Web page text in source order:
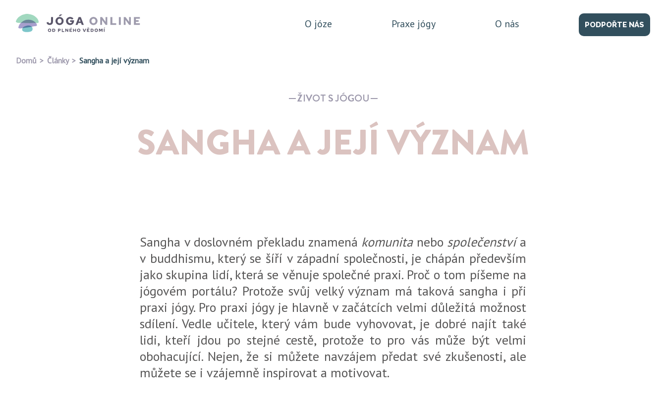
O józe Praxe jógy O nás PODPOŘTE NÁS
Domů Články Sangha a její význam
ŽIVOT S JÓGOU
SANGHA A JEJÍ VÝZNAM
Sangha v doslovném překladu znamená komunitanebo společenstvía
v buddhismu, který se šíří v západní společnosti, je chápán především
jako skupina lidí, která se věnuje společné praxi. Proč o tom píšeme na
jógovém portálu? Protože svůj velký význam má taková sangha i při
praxi jógy. Pro praxi jógy je hlavně v začátcích velmi důležitá možnost
sdílení. Vedle učitele, který vám bude vyhovovat, je dobré najít také
lidi, kteří jdou po stejné cestě, protože to pro vás může být velmi
obohacující. Nejen, že si můžete navzájem předat své zkušenosti, ale
můžete se i vzájemně inspirovat a motivovat.